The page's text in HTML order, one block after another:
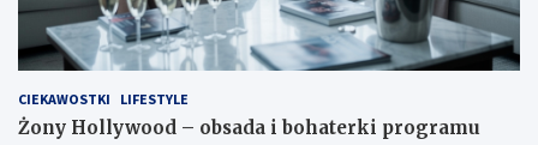
CIEKAWOSTKI LIFESTYLE
Żony Hollywood – obsada i bohaterki programu